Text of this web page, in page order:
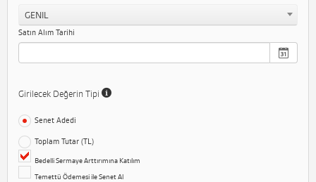
GENIL
Satın Alım Tarihi
Girilecek Değerin Tipi
Senet Adedi
Toplam Tutar (TL)
Bedelli Sermaye Arttırımına Katılım
Temettü Ödemesi ile Senet Al